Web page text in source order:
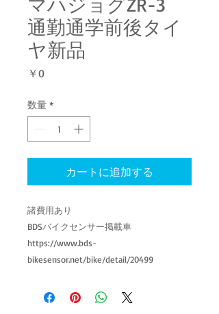
通勤通学前後タイ
ヤ新品
￥0価
数量 *
カートに追加する
諸費用あり
BDSバイクセンサー掲載車
https://www.bds-
bikesensor.net/bike/detail/20499